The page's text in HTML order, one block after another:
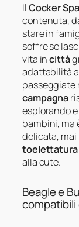
IlCocker
contenuta,
stare in
soffre se
vita incittà
adattabilità
passeggiate
campagna
esplorando
bambini, ma
delicata,
toelettatura
alla cute.
Beagle e
compatibili